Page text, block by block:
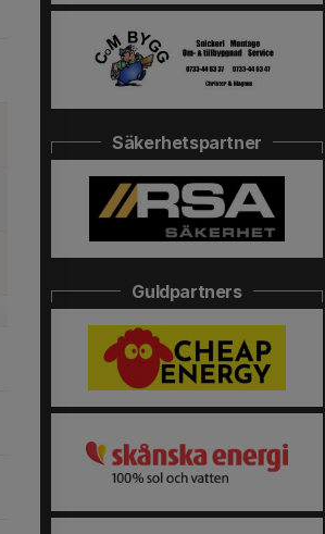
Säkerhetspartner
Guldpartners